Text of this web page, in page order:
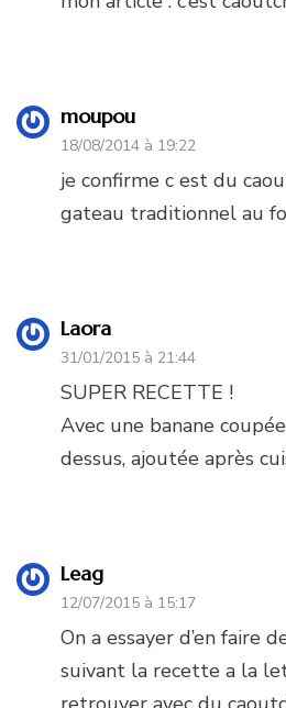
moupou
18/08/2014 à 19:22
je confirme c est du
gateau traditionnel au
Laora
31/01/2015 à 21:44
SUPER RECETTE !
Avec une banane
dessus, ajoutée après
Leag
12/07/2015 à 15:17
On a essayer d’en faire
suivant la recette a la